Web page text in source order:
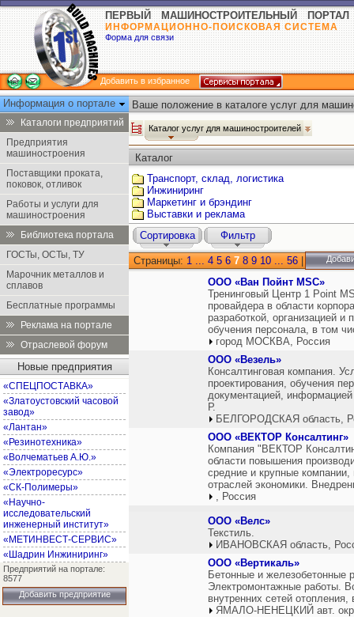
ПЕРВЫЙ МАШИНОСТРОИТЕЛЬНЫЙ ПОРТАЛ
ИНФОРМАЦИОННО-ПОИСКОВАЯ СИСТЕМА
Форма для связи
Добавить в избранное
Информация о портале
Каталоги предприятий
Предприятия
машиностроения
Поставщики проката,
поковок, отливок
Работы и услуги для
машиностроения
Библиотека портала
ГОСТы, ОСТы, ТУ
Марочник металлов и
сплавов
Бесплатные программы
Реклама на портале
Отраслевой форум
Новые предприятия
«СПЕЦПОСТАВКА»
«Златоустовский часовой
завод»
«Лантан»
«Резинотехника»
«Волчематьев А.Ю.»
«Электроресурс»
«СК-Полимеры»
«Научно-
исследовательский
инженерный институт»
«МЕТИНВЕСТ-СЕРВИС»
«Шадрин Инжиниринг»
Предприятий на портале:
8577
Добавить предприятие
Ваше положение в каталоге услуг для
Каталог услуг для машиностроителей
Каталог
Транспорт, склад, логистика
Инжиниринг
Маркетинг и брэндинг
Выставки и реклама
Сортировка
Фильтр
Страницы: 1 ... 4 5 6 7 8 9 10 ... 56
ООО «Ван Пойнт МSС»
Тренинговый Центр 1 Point
провайдера в области
разработкой, организацией
обучения персонала, в том
город МОСКВА, Россия
ООО «Везель»
Консалтинговая компания.
проектирования, обучения
документацией,
Р.
БЕЛГОРОДСКАЯ область,
ООО «ВЕКТОР Консалтинг»
Компания "ВЕКТОР
области повышения
средние и крупные компании,
отраслей экономики.
, Россия
ООО «Велс»
Текстиль.
ИВАНОВСКАЯ область,
ООО «Вертикаль»
Бетонные и железобетонные
Электромонтажные работы.
внутренних сетей
ЯМАЛО-НЕНЕЦКИЙ авт.